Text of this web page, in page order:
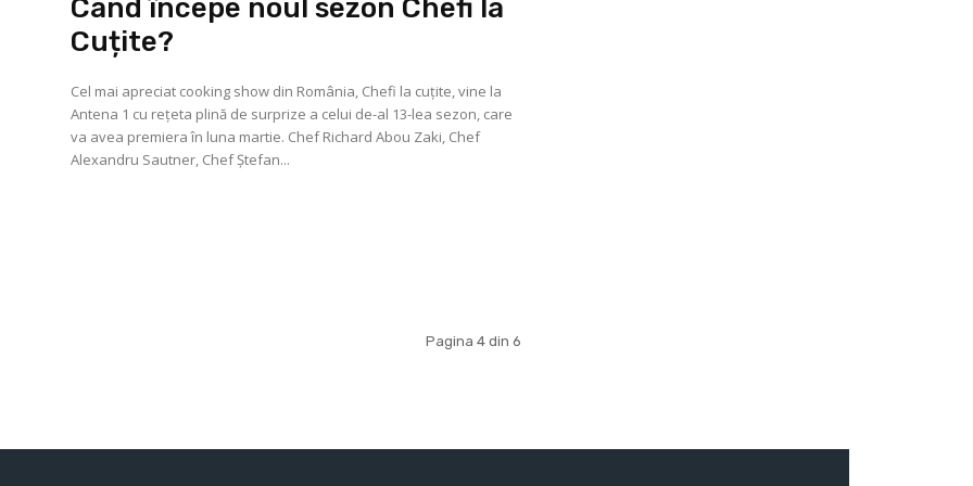
Când începe noul sezon Chefi la
Cuțite?
Cel mai apreciat cooking show din România, Chefi la cuțite, vine la
Antena 1 cu rețeta plină de surprize a celui de-al 13-lea sezon, care
va avea premiera în luna martie. Chef Richard Abou Zaki, Chef
Alexandru Sautner, Chef Ștefan...
Pagina 4 din 6